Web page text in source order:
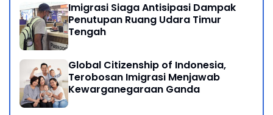
Imigrasi Siaga Antisipasi Dampak
Penutupan Ruang Udara Timur
Tengah
Global Citizenship of Indonesia,
Terobosan Imigrasi Menjawab
Kewarganegaraan Ganda